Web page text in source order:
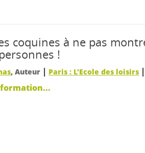
coquines à ne pas
!
, Auteur | Paris : L'Ecole des loisirs